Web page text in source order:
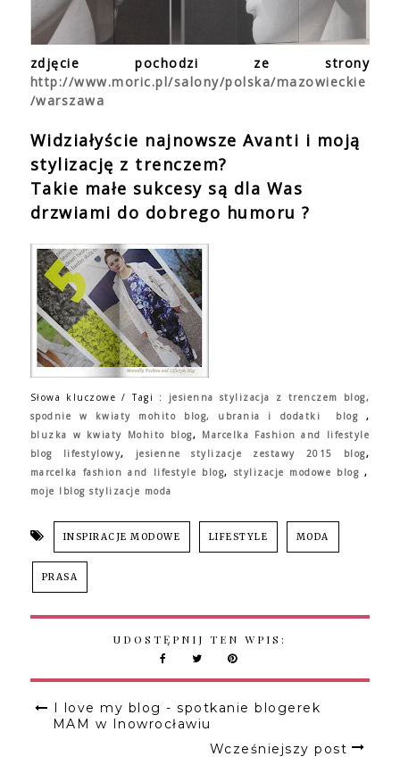
zdjęcie pochodzi ze strony
http://www.moric.pl/salony/polska/mazowieckie
/warszawa
Widziałyście najnowsze Avanti i moją
stylizację z trenczem?
Takie małe sukcesy są dla Was
drzwiami do dobrego humoru ?
Słowa kluczowe / Tagi : jesienna stylizacja z trenczem blog,
spodnie w kwiaty mohito blog, ubrania i dodatki blog ,
bluzka w kwiaty Mohito blog, Marcelka Fashion and lifestyle
blog lifestylowy, jesienne stylizacje zestawy 2015 blog,
marcelka fashion and lifestyle blog, stylizacje modowe blog,
moje lblog stylizacje moda
INSPIRACJE MODOWE LIFESTYLE MODA
PRASA
UDOSTĘPNIJ TEN WPIS:
I love my blog - spotkanie blogerek
MAM w Inowrocławiu
Wcześniejszy post